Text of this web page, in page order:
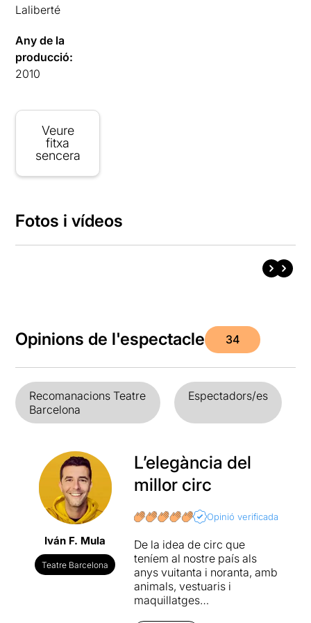
Laliberté
Any de la
producció:
2010
Veure
fitxa
sencera
Fotos i vídeos
Opinions de l'espectacle 34
Recomanacions Teatre
Barcelona
Espectadors/es
Iván F. Mula
Teatre Barcelona
L’elegància del
millor circ
Opinió verificada
De la idea de circ que
teníem al nostre país als
anys vuitanta i noranta, amb
animals, vestuaris i
maquillatges